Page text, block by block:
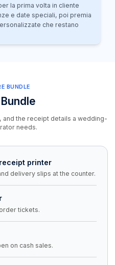
la prima volta in cliente
e date speciali, poi premia
che restano
BUNDLE
the receipt details a wedding-
needs.
printer
delivery slips at the counter.
tickets.
on cash sales.